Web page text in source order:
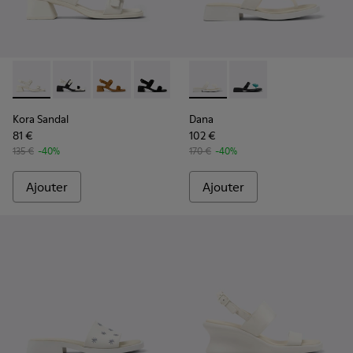
Kora Sandal - K201739-002 - Sandales en cuir blanc Pour
Kora Sandal - K201739-006 - Sandales en cuir
Kora Sandal - K201739-005
Kora Sandal - K201739-001
Kora Sandal
81 €
135 € -40%
Ajouter
Dana - K201892-003 -
Dana - K201892-001
Dana
102 €
170 € -40%
Ajouter